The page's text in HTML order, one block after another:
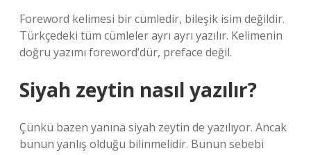
Foreword kelimesi bir cümledir, bileşik isim değildir.
Türkçedeki tüm cümleler ayrı ayrı yazılır. Kelimenin
doğru yazımı foreword’dür, preface değil.
Siyah zeytin nasıl yazılır?
Çünkü bazen yanına siyah zeytin de yazılıyor. Ancak
bunun yanlış olduğu bilinmelidir. Bunun sebebi